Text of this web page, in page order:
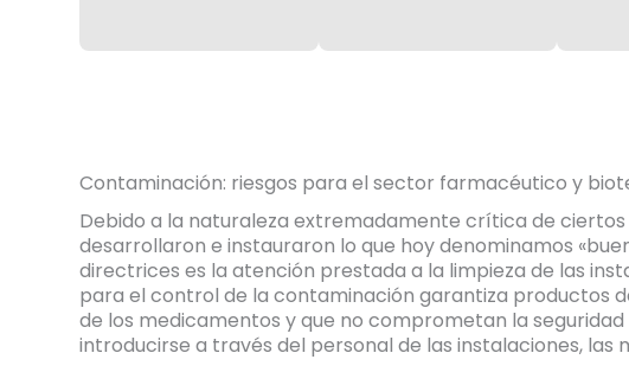
Contaminación: riesgos para el sector farmacéutico y
Debido a la naturaleza extremadamente crítica de
desarrollaron e instauraron lo que hoy denominamos
directrices es la atención prestada a la limpieza de las
para el control de la contaminación garantiza productos
de los medicamentos y que no comprometan la
introducirse a través del personal de las instalaciones,